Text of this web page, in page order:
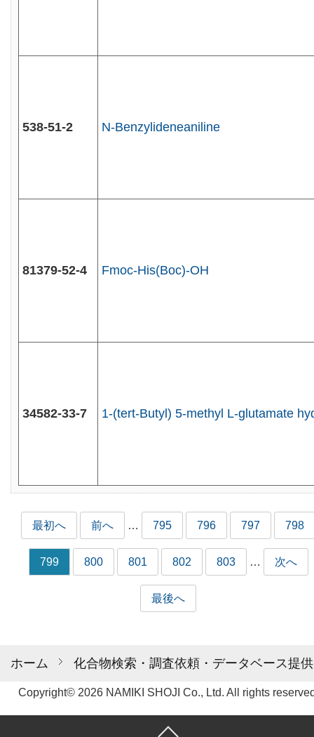
ホーム 化合物検索・調査依頼・データベース提供
538-51-2 N-Benzylideneaniline
81379-52-4 Fmoc-His(Boc)-OH
34582-33-7 1-(tert-Butyl) 5-methyl L-glutamate
最初へ 前へ … 795 796 797 798
799 800 801 802 803 … 次へ
最後へ
Copyright© 2026 NAMIKI SHOJI Co., Ltd. All rights